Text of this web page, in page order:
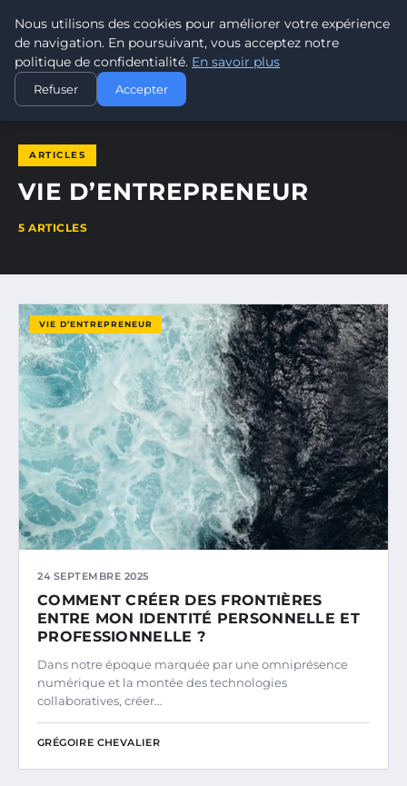
LEAD REVOLUTION
ACCUEIL VIE D’ENTREPRENEUR
ARTICLES
VIE D’ENTREPRENEUR
5 ARTICLES
VIE D’ENTREPRENEUR
24 SEPTEMBRE 2025
COMMENT CRÉER DES FRONTIÈRES
ENTRE MON IDENTITÉ PERSONNELLE ET
PROFESSIONNELLE ?
Dans notre époque marquée par une omniprésence
numérique et la montée des technologies
collaboratives, créer…
GRÉGOIRE CHEVALIER
Nous utilisons des cookies pour améliorer votre expérience
de navigation. En poursuivant, vous acceptez notre
politique de confidentialité. En savoir plus
Refuser Accepter